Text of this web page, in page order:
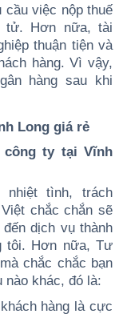
cầu việc nộp thuế
tử. Hơn nữa, tài
thuận tiện và
hàng. Vì vậy,
hàng sau khi
Long giá rẻ
ty tại Vĩnh
tình, trách
chắc chắn sẽ
dịch vụ thành
tôi. Hơn nữa, Tư
chắc chắc bạn
khác, đó là:
hàng là cực